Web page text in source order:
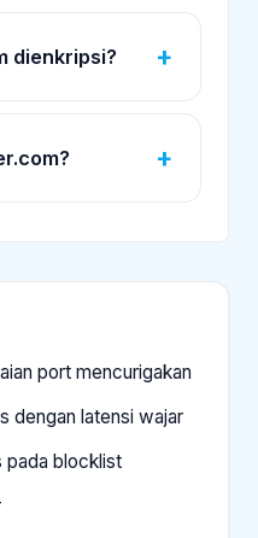
dienkripsi?
port mencurigakan
dengan latensi wajar
pada blocklist